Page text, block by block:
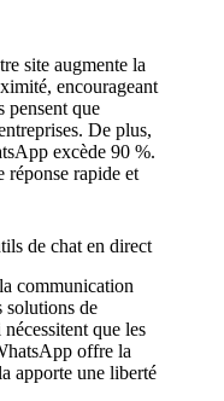
site augmente la
encourageant
pensent que
De plus,
excède 90 %.
réponse rapide et
de chat en direct
communication
solutions de
que les
offre la
apporte une liberté